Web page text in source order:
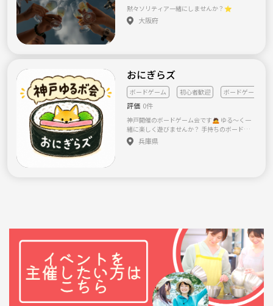
橋駅・桃谷駅から徒歩約5分🚶‍♀️ おしゃれで落
ち着いたPokerルームで、みんなでワイワイ楽
女性も居るので安心です✨ Poker好きな女性
同士で気軽に楽しめる環境を一緒に作ってい
きませんか？😊 ⸻ 💡こんな方におすすめ
✔ Pokerを始めてみたい ✔ 初心者でも安心し
て参加したい ✔ 女性同士で楽しめる趣味を見
つけたい ✔ 趣味友達がほしい ✔ Pokerがもっ
と上手くなりたい ⸻ 私自身もPoker歴は約
2年で、まだまだ勉強中です😊 だからこそ、
一緒に楽しみながら成長できる仲間が増えた
ト ④ 途中参加・途中退席OK🙆‍♀️ 🕔 17:00〜22:
30（出入り自由） ⸻ 👭参加者の特徴 ✨ 約
8割がお一人で参加 ✨ 女性も安心して参加で
✨ 優しく教え合えるアットホームなコミュニ
ティ ⸻ 「Pokerを始めてみたい！」 「女性
でも安心して参加できる場所がいい！」 「趣
味を通じて新しい友達を作りたい！」 そんな
方は、ぜひ一度遊びに来てください😊 📩 気に
黙々ソリティア一緒にしませんか？⭐️
大阪府
おにぎらズ
ボードゲーム 初心者歓迎 ボードゲーム会
評価 0件
神戸開催のボードゲーム会です🙇 ゆる〜く一
緒に楽しく遊びませんか？ 手持ちのボードゲ
ームの数は約２００種類✨ パーティゲームや
サイコロを使ったゲームなど 幅広い種類のボ
兵庫県